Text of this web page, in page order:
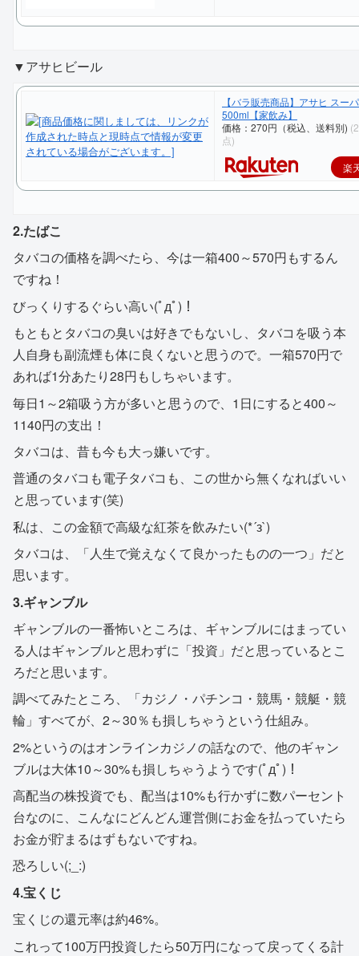
▼アサヒビール
【バラ販売商品】アサヒ スー
500ml【家飲み】
価格：270円（税込、送料別)
点)
楽
2.たばこ
タバコの価格を調べたら、今は一箱400～570円もするん
ですね！
びっくりするぐらい高い(ﾟдﾟ)！
もともとタバコの臭いは好きでもないし、タバコを吸う本
人自身も副流煙も体に良くないと思うので。一箱570円で
あれば1分あたり28円もしちゃいます。
毎日1～2箱吸う方が多いと思うので、1日にすると400～
1140円の支出！
タバコは、昔も今も大っ嫌いです。
普通のタバコも電子タバコも、この世から無くなればいい
と思っています(笑)
私は、この金額で高級な紅茶を飲みたい(*´з`)
タバコは、「人生で覚えなくて良かったものの一つ」だと
思います。
3.ギャンブル
ギャンブルの一番怖いところは、ギャンブルにはまってい
る人はギャンブルと思わずに「投資」だと思っているとこ
ろだと思います。
調べてみたところ、「カジノ・パチンコ・競馬・競艇・競
輪」すべてが、2～30％も損しちゃうという仕組み。
2%というのはオンラインカジノの話なので、他のギャン
ブルは大体10～30%も損しちゃうようです(ﾟдﾟ)！
高配当の株投資でも、配当は10%も行かずに数パーセント
台なのに、こんなにどんどん運営側にお金を払っていたら
お金が貯まるはずもないですね。
恐ろしい(;_:)
4.宝くじ
宝くじの還元率は約46%。
これって100万円投資したら50万円になって戻ってくる計